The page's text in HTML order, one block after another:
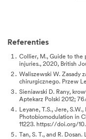
Referenties
Collier, M., Guide to the
injuries., 2020, British
Waliszewski W. Zasady
chirurgicznego. Przew
Sieniawski D. Rany,
Aptekarz Polski 2012;
Leyane, T.S., Jere,
Photobiomodulation in
11223. https://doi.org/
Tan, S. T., and R.